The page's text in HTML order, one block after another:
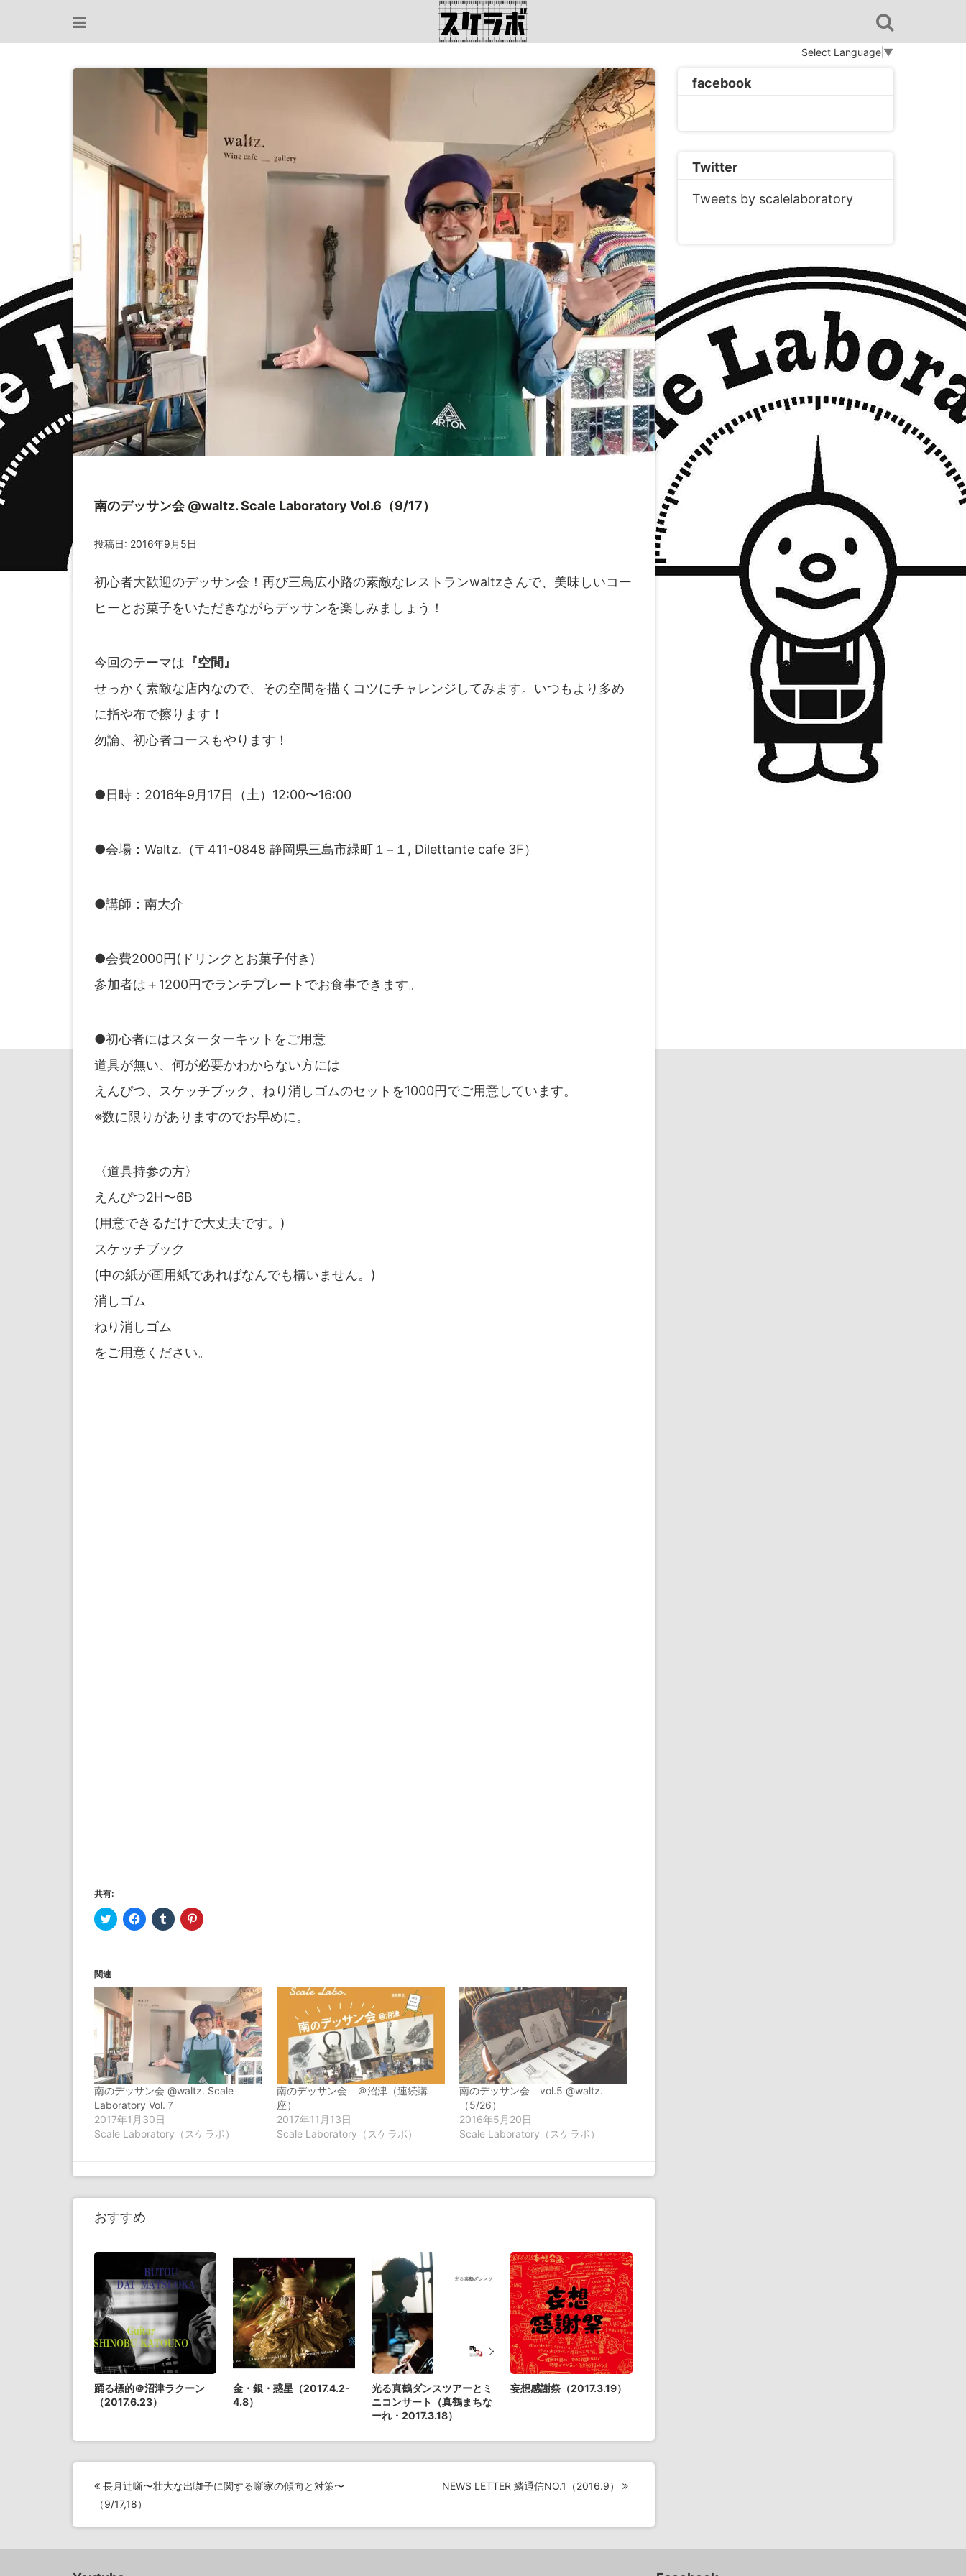
テ
Select Language ▼
南のデッサン会 @waltz. Scale Laboratory Vol.6（9/17）
投稿日: 2016年9月5日
初心者大歓迎のデッサン会！再び三島広小路の素敵なレストランwaltzさんで、美味しいコー
ヒーとお菓子をいただきながらデッサンを楽しみましょう！
今回のテーマは 『空間』
せっかく素敵な店内なので、その空間を描くコツにチャレンジしてみます。いつもより多め
に指や布で擦ります！
勿論、初心者コースもやります！
●日時：2016年9月17日（土）12:00〜16:00
●会場：Waltz.（〒411-0848 静岡県三島市緑町１−１, Dilettante cafe 3F）
●講師：南大介
●会費2000円(ドリンクとお菓子付き)
参加者は＋1200円でランチプレートでお食事できます。
●初心者にはスターターキットをご用意
道具が無い、何が必要かわからない方には
えんぴつ、スケッチブック、ねり消しゴムのセットを1000円でご用意しています。
※数に限りがありますのでお早めに。
〈道具持参の方〉
えんぴつ2H〜6B
(用意できるだけで大丈夫です。)
スケッチブック
(中の紙が画用紙であればなんでも構いません。)
消しゴム
ねり消しゴム
をご用意ください。
共有:
ク
リ
て
共
有
(新
し
い
ウ
ィ
ン
ド
ウ
で
開
き
ま
す)
Facebook
で
ク
リ
ッ
さ
い
(新
し
い
ウ
ィ
ン
ド
き
す)
ク
リ
共
(新
し
い
ウ
ド
ウ
で
開
き
ま
ク
リ
共
有
(新
し
い
ウ
ィ
ウ
で
開
関連
南のデッサン会 @waltz. Scale
Laboratory Vol.７
2017年1月30日
Scale Laboratory（スケラボ）
南のデッサン会 ＠沼津（連続講
座）
2017年11月13日
Scale Laboratory（スケラボ）
南のデッサン会 vol.5 @waltz.
（5/26）
2016年5月20日
Scale Laboratory（スケラボ）
おすすめ
踊る標的＠沼津ラクーン
（2017.6.23）
金・銀・惑星（2017.4.2-
4.8）
光る真鶴ダンスツアーとミ
ニコンサート（真鶴まちな
ーれ・2017.3.18）
妄想感謝祭（2017.3.19）
投
稿
ナ
ビ
長月辻噺〜壮大な出囃子に関する噺家の傾向と対策〜
（9/17,18）
NEWS LETTER 鱗通信NO.1（2016.9）
facebook
Twitter
Tweets by scalelaboratory